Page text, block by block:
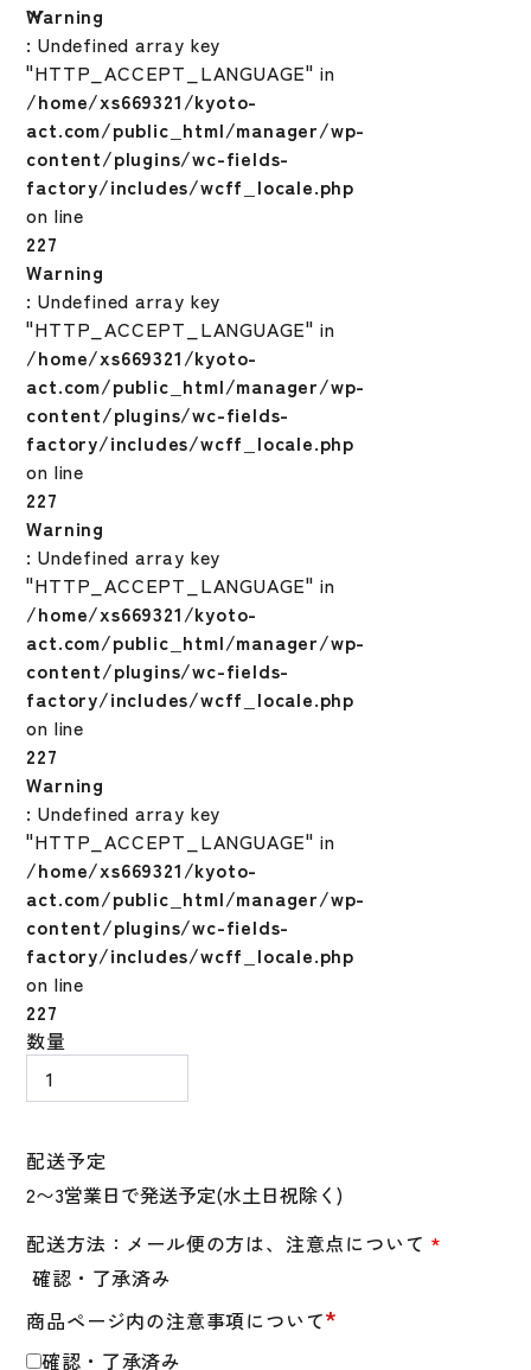
商品ページ内の注意事項について*
確認・了承済み
Warning
: Undefined array key
"HTTP_ACCEPT_LANGUAGE" in
/home/xs669321/kyoto-
act.com/public_html/manager/wp-
content/plugins/wc-fields-
factory/includes/wcff_locale.php
on line
227
Warning
: Undefined array key
"HTTP_ACCEPT_LANGUAGE" in
/home/xs669321/kyoto-
act.com/public_html/manager/wp-
content/plugins/wc-fields-
factory/includes/wcff_locale.php
on line
227
Warning
: Undefined array key
"HTTP_ACCEPT_LANGUAGE" in
/home/xs669321/kyoto-
act.com/public_html/manager/wp-
content/plugins/wc-fields-
factory/includes/wcff_locale.php
on line
227
配送予定
配送方法：メール便の方は、注意点について *
確認・了承済み
数量
野
バ
テ
ン
グ
グ
ロ
ー
ブ
Warning
: Undefined array key
"HTTP_ACCEPT_LANGUAGE" in
/home/xs669321/kyoto-
act.com/public_html/manager/wp-
content/plugins/wc-fields-
factory/includes/wcff_locale.php
on line
227